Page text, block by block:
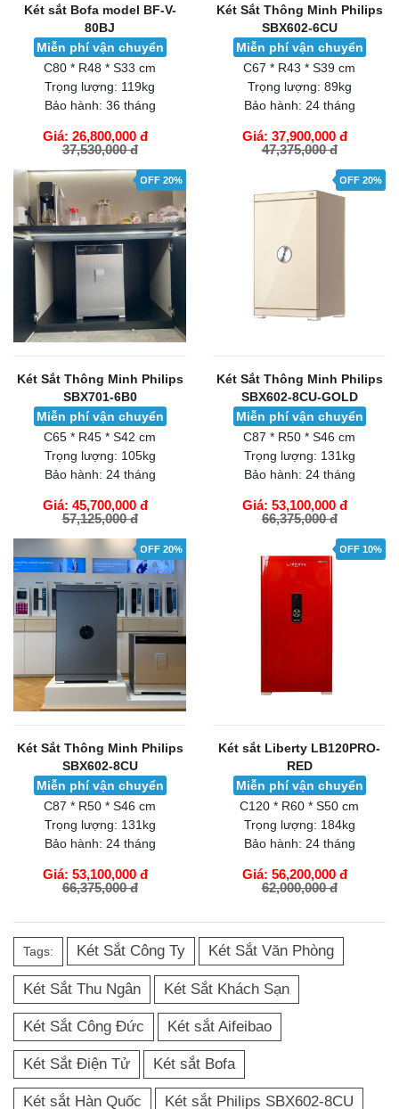
Két sắt Bofa model BF-V-
80BJ
Miễn phí vận chuyển
C80 * R48 * S33 cm
Trọng lượng: 119kg
Bảo hành: 36 tháng
Giá: 26,800,000 đ
37,530,000 đ
GIỎ HÀNG
Két Sắt Thông Minh Philips
SBX602-6CU
Miễn phí vận chuyển
C67 * R43 * S39 cm
Trọng lượng: 89kg
Bảo hành: 24 tháng
Giá: 37,900,000 đ
47,375,000 đ
GIỎ HÀNG
OFF 20%
Két Sắt Thông Minh Philips
SBX701-6B0
Miễn phí vận chuyển
C65 * R45 * S42 cm
Trọng lượng: 105kg
Bảo hành: 24 tháng
Giá: 45,700,000 đ
57,125,000 đ
GIỎ HÀNG
OFF 20%
Két Sắt Thông Minh Philips
SBX602-8CU-GOLD
Miễn phí vận chuyển
C87 * R50 * S46 cm
Trọng lượng: 131kg
Bảo hành: 24 tháng
Giá: 53,100,000 đ
66,375,000 đ
GIỎ HÀNG
OFF 20%
Két Sắt Thông Minh Philips
SBX602-8CU
Miễn phí vận chuyển
C87 * R50 * S46 cm
Trọng lượng: 131kg
Bảo hành: 24 tháng
Giá: 53,100,000 đ
66,375,000 đ
GIỎ HÀNG
OFF 10%
Két sắt Liberty LB120PRO-
RED
Miễn phí vận chuyển
C120 * R60 * S50 cm
Trọng lượng: 184kg
Bảo hành: 24 tháng
Giá: 56,200,000 đ
62,000,000 đ
GIỎ HÀNG
Tags: Két Sắt Công Ty Két Sắt Văn Phòng
Két Sắt Thu Ngân Két Sắt Khách Sạn
Két Sắt Công Đức Két sắt Aifeibao
Két Sắt Điện Tử Két sắt Bofa
Két sắt Hàn Quốc Két sắt Philips SBX602-8CU